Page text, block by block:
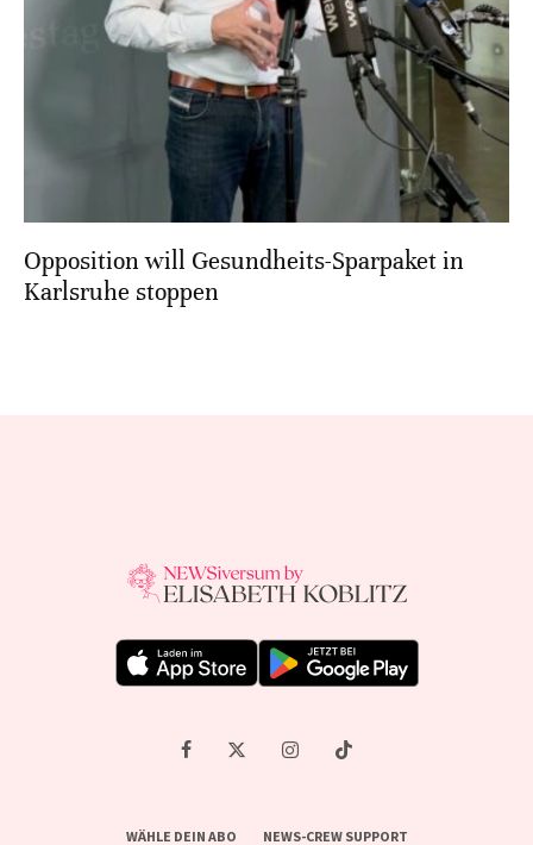
Opposition will Gesundheits-Sparpaket in
Karlsruhe stoppen
WÄHLE DEIN ABO NEWS-CREW SUPPORT